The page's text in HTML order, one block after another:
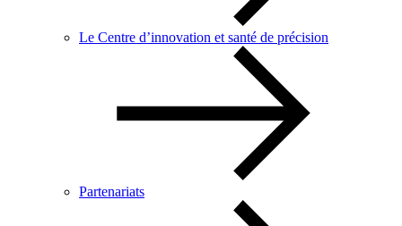
Le Centre d’innovation et santé de précision
Partenariats